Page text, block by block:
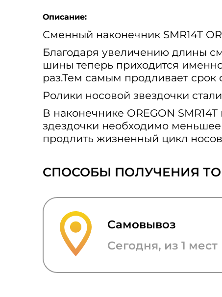
Описание:
Сменный наконечник SMR14T
Благодаря увеличению длины
шины теперь приходится
раз.Тем самым продливает
Ролики носовой звездочки
В наконечнике OREGON
здездочки необходимо меньшее
продлить жизненный цикл
СПОСОБЫ ПОЛУЧЕНИЯ
Самовывоз
Сегодня, из 1 мест